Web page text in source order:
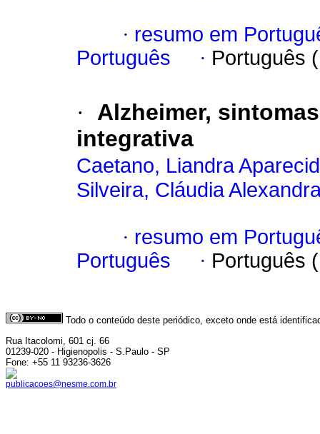
· resumo em
Português
· Português
·
Alzheimer,
integrativa
Caetano, Liandra
Silveira, Cláudia
· resumo em
Português
· Português
Todo o conteúdo deste periódico, exceto onde está
Rua Itacolomi, 601 cj. 66
01239-020 - Higienopolis - S.Paulo - SP
Fone: +55 11 93236-3626
publicacoes@nesme.com.br